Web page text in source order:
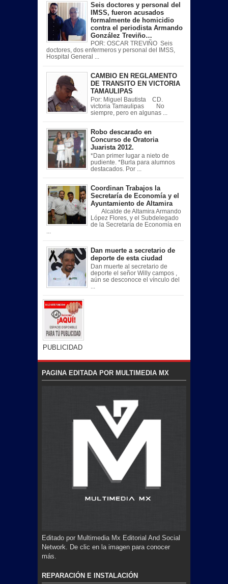
Seis doctores y personal del
IMSS, fueron acusados
formalmente de homicidio
contra el periodista Armando
González Treviño…
POR: OSCAR TREVIÑO Seis
doctores, dos enfermeros y personal del IMSS,
Hospital General ...
CAMBIO EN REGLAMENTO
DE TRANSITO EN VICTORIA
TAMAULIPAS
Por: Miguel Bautista CD.
victoria Tamaulipas No
siempre, pero en algunas ...
Robo descarado en
Concurso de Oratoria
Juarista 2012.
*Dan primer lugar a nieto de
pudiente. *Burla para alumnos
destacados. Por ...
Coordinan Trabajos la
Secretaría de Economía y el
Ayuntamiento de Altamira
Alcalde de Altamira Armando
López Flores, y el Subdelegado
de la Secretaría de Economía en
Dan muerte a secretario de
deporte de esta ciudad
Dan muerte al secretario de
deporte el señor Willy campos ,
aún se desconoce el vínculo del
PUBLICIDAD
PAGINA EDITADA POR MULTIMEDIA MX
Editado por Multimedia Mx Editorial And Social
Network. De clic en la imagen para conocer
más.
REPARACIÓN E INSTALACIÓN